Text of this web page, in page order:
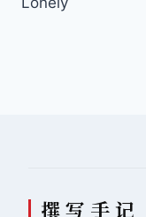
章
撰 写 手 记